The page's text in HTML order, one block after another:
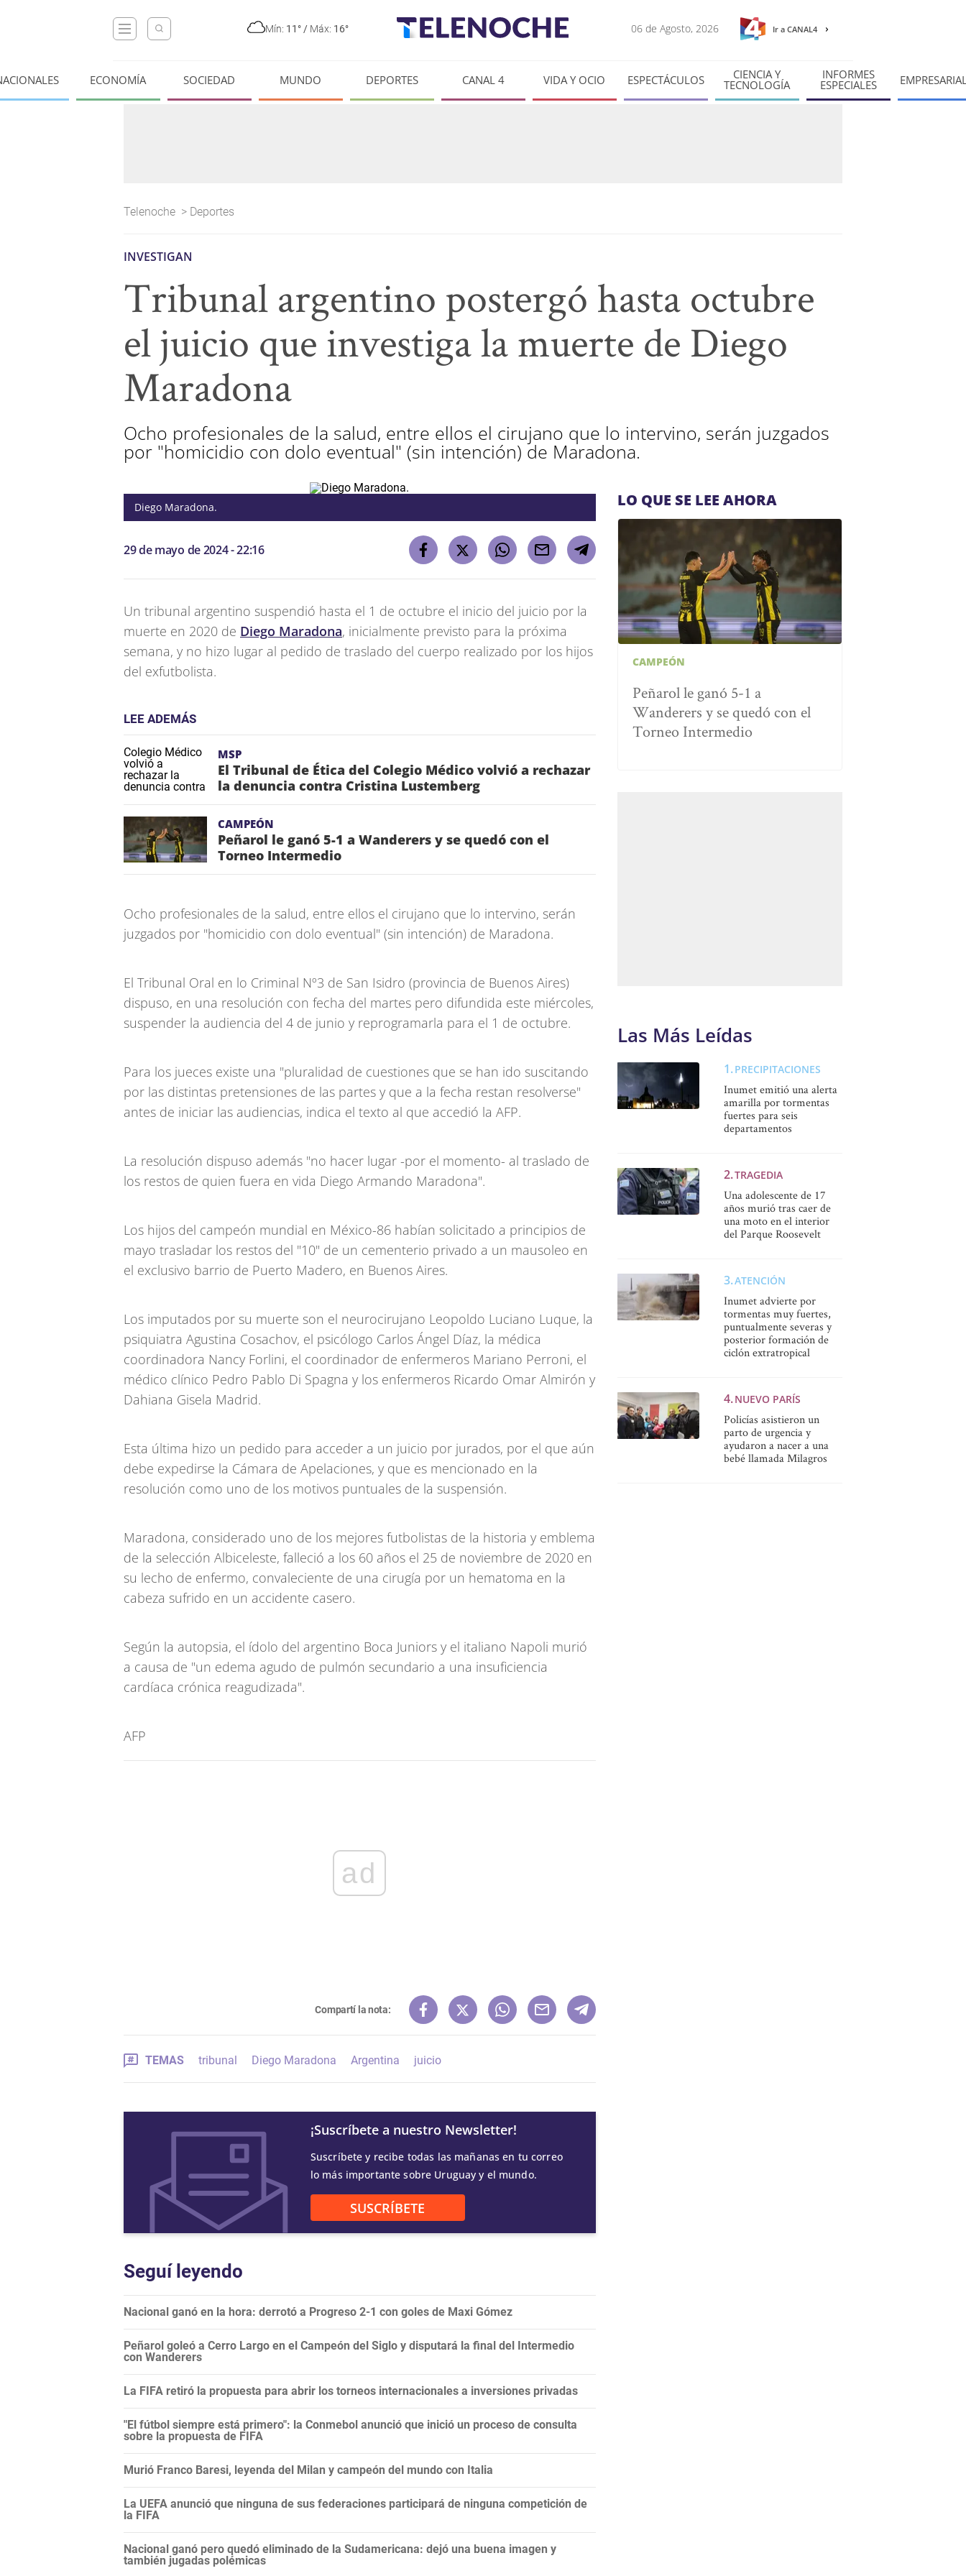
Mín: 11° / Máx: 16° 06 de Agosto, 2026 Ir a CANAL4
ECONOMÍA SOCIEDAD MUNDO DEPORTES CANAL 4 VIDA Y OCIO ESPECTÁCULOS CIENCIA Y
TECNOLOGÍA
INFORMES
ESPECIALES
Telenoche > Deportes
INVESTIGAN
Tribunal argentino postergó hasta octubre
el juicio que investiga la muerte de Diego
Maradona
Ocho profesionales de la salud, entre ellos el cirujano que lo intervino, serán juzgados
por "homicidio con dolo eventual" (sin intención) de Maradona.
Diego Maradona.
29 de mayo de 2024 - 22:16
Un tribunal argentino suspendió hasta el 1 de octubre el inicio del juicio por la
muerte en 2020 de Diego Maradona, inicialmente previsto para la próxima
semana, y no hizo lugar al pedido de traslado del cuerpo realizado por los hijos
del exfutbolista.
LEE ADEMÁS
MSP
El Tribunal de Ética del Colegio Médico volvió a rechazar
la denuncia contra Cristina Lustemberg
CAMPEÓN
Peñarol le ganó 5-1 a Wanderers y se quedó con el
Torneo Intermedio
Ocho profesionales de la salud, entre ellos el cirujano que lo intervino, serán
juzgados por "homicidio con dolo eventual" (sin intención) de Maradona.
El Tribunal Oral en lo Criminal Nº3 de San Isidro (provincia de Buenos Aires)
dispuso, en una resolución con fecha del martes pero difundida este miércoles,
suspender la audiencia del 4 de junio y reprogramarla para el 1 de octubre.
Para los jueces existe una "pluralidad de cuestiones que se han ido suscitando
por las distintas pretensiones de las partes y que a la fecha restan resolverse"
antes de iniciar las audiencias, indica el texto al que accedió la AFP.
La resolución dispuso además "no hacer lugar -por el momento- al traslado de
los restos de quien fuera en vida Diego Armando Maradona".
Los hijos del campeón mundial en México-86 habían solicitado a principios de
mayo trasladar los restos del "10" de un cementerio privado a un mausoleo en
el exclusivo barrio de Puerto Madero, en Buenos Aires.
Los imputados por su muerte son el neurocirujano Leopoldo Luciano Luque, la
psiquiatra Agustina Cosachov, el psicólogo Carlos Ángel Díaz, la médica
coordinadora Nancy Forlini, el coordinador de enfermeros Mariano Perroni, el
médico clínico Pedro Pablo Di Spagna y los enfermeros Ricardo Omar Almirón y
Dahiana Gisela Madrid.
Esta última hizo un pedido para acceder a un juicio por jurados, por el que aún
debe expedirse la Cámara de Apelaciones, y que es mencionado en la
resolución como uno de los motivos puntuales de la suspensión.
Maradona, considerado uno de los mejores futbolistas de la historia y emblema
de la selección Albiceleste, falleció a los 60 años el 25 de noviembre de 2020 en
su lecho de enfermo, convaleciente de una cirugía por un hematoma en la
cabeza sufrido en un accidente casero.
Según la autopsia, el ídolo del argentino Boca Juniors y el italiano Napoli murió
a causa de "un edema agudo de pulmón secundario a una insuficiencia
cardíaca crónica reagudizada".
AFP
ad
Compartí la nota:
TEMAS tribunal Diego Maradona Argentina juicio
¡Suscríbete a nuestro Newsletter!
Suscríbete y recibe todas las mañanas en tu correo
lo más importante sobre Uruguay y el mundo.
SUSCRÍBETE
Seguí leyendo
Nacional ganó en la hora: derrotó a Progreso 2-1 con goles de Maxi Gómez
Peñarol goleó a Cerro Largo en el Campeón del Siglo y disputará la final del Intermedio
con Wanderers
La FIFA retiró la propuesta para abrir los torneos internacionales a inversiones privadas
"El fútbol siempre está primero": la Conmebol anunció que inició un proceso de consulta
sobre la propuesta de FIFA
Murió Franco Baresi, leyenda del Milan y campeón del mundo con Italia
La UEFA anunció que ninguna de sus federaciones participará de ninguna competición de
la FIFA
Nacional ganó pero quedó eliminado de la Sudamericana: dejó una buena imagen y
también jugadas polémicas
LO QUE SE LEE AHORA
CAMPEÓN
Peñarol le ganó 5-1 a
Wanderers y se quedó con el
Torneo Intermedio
Las Más Leídas
PRECIPITACIONES
Inumet emitió una alerta
amarilla por tormentas
fuertes para seis
departamentos
TRAGEDIA
Una adolescente de 17
años murió tras caer de
una moto en el interior
del Parque Roosevelt
ATENCIÓN
Inumet advierte por
tormentas muy fuertes,
puntualmente severas y
posterior formación de
ciclón extratropical
NUEVO PARÍS
Policías asistieron un
parto de urgencia y
ayudaron a nacer a una
bebé llamada Milagros